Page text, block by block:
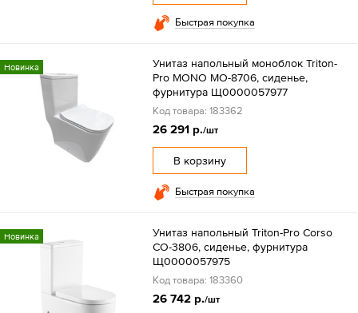
Быстрая покупка
Новинка
Унитаз напольный моноблок Triton-
Pro MONO MO-8706, сиденье,
фурнитура Щ0000057977
Код товара: 183362
26 291 р./шт
В корзину
Быстрая покупка
Новинка
Унитаз напольный Triton-Pro Corso
CO-3806, сиденье, фурнитура
Щ0000057975
Код товара: 183360
26 742 р./шт